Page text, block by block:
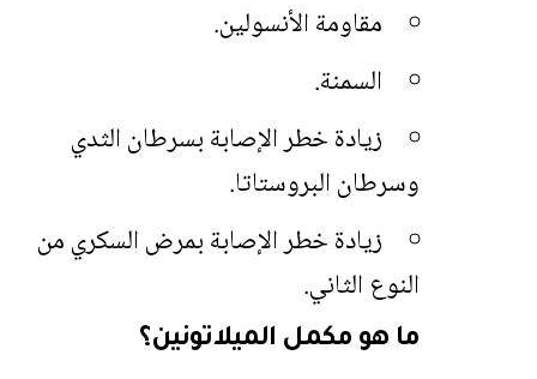
مقاومة الأنسولين.
السمنة.
زيادة خطر الإصابة بسرطان الثدي
وسرطان البروستاتا.
زيادة خطر الإصابة بمرض السكري من
النوع الثاني.
ما هو مكمل الميلاتونين؟